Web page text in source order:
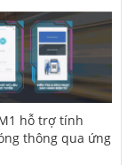
hỗ trợ tính
thông qua ứng